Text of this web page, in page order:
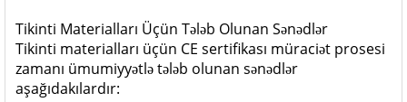
Tikinti Materialları Üçün Tələb Olunan Sənədlər
Tikinti materialları üçün CE sertifikası müraciət prosesi
zamanı ümumiyyətlə tələb olunan sənədlər
aşağıdakılardır: